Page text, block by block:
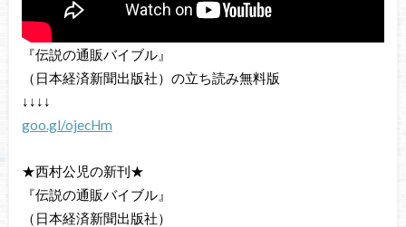
『伝説の通販バイブル』
（日本経済新聞出版社）の立ち読み無料版
↓↓↓↓
goo.gl/ojecHm
★西村公児の新刊★
『伝説の通販バイブル』
（日本経済新聞出版社）